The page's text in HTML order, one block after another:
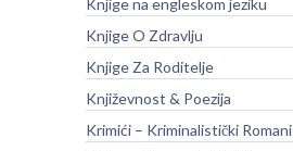
Knjige na engleskom jeziku
Knjige O Zdravlju
Knjige Za Roditelje
Književnost & Poezija
Krimići – Kriminalistički Romani